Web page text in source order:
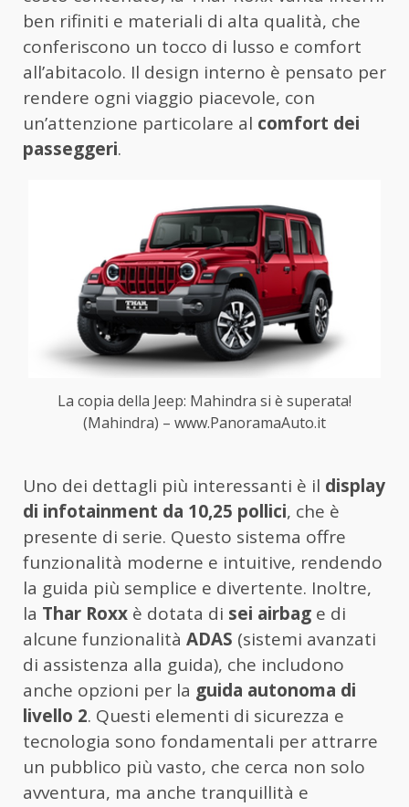
ben rifiniti e materiali di alta qualità, che
conferiscono un tocco di lusso e comfort
all’abitacolo. Il design interno è pensato per
rendere ogni viaggio piacevole, con
un’attenzione particolare al comfort dei
passeggeri.
La copia della Jeep: Mahindra si è superata!
(Mahindra) – www.PanoramaAuto.it
Uno dei dettagli più interessanti è il display
di infotainment da 10,25 pollici, che è
presente di serie. Questo sistema offre
funzionalità moderne e intuitive, rendendo
la guida più semplice e divertente. Inoltre,
la Thar Roxx è dotata di sei airbag e di
alcune funzionalità ADAS (sistemi avanzati
di assistenza alla guida), che includono
anche opzioni per la guida autonoma di
livello 2. Questi elementi di sicurezza e
tecnologia sono fondamentali per attrarre
un pubblico più vasto, che cerca non solo
avventura, ma anche tranquillità e